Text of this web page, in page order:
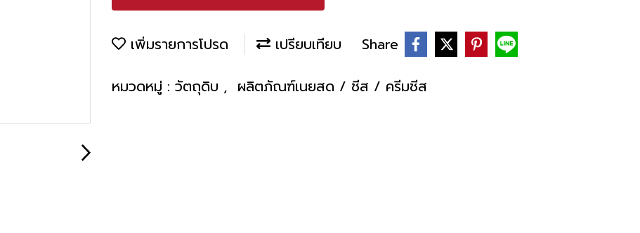
เพิ่มรายการโปรด เปรียบเทียบ Share
หมวดหมู่ : วัตถุดิบ , ผลิตภัณฑ์เนยสด / ชีส / ครีมชีส